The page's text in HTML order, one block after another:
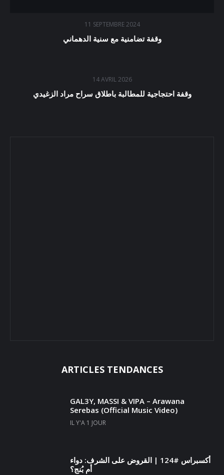
11 SEPTEMBRE 2024
وقفة تضامنية مع سنية الدهماني
14 AVRIL 2026
وقفة احتجاجية للمطالبة باطلاق سراح مراد الزغيدي
ARTICLES TENDANCES
GAL3Y, MASSI & VIPA – Arawana
Serebas (Official Music Video)
IL Y'A 1 JOUR
أكسبراس #124 | القروض على الشرف: دواء
أم بُنج؟